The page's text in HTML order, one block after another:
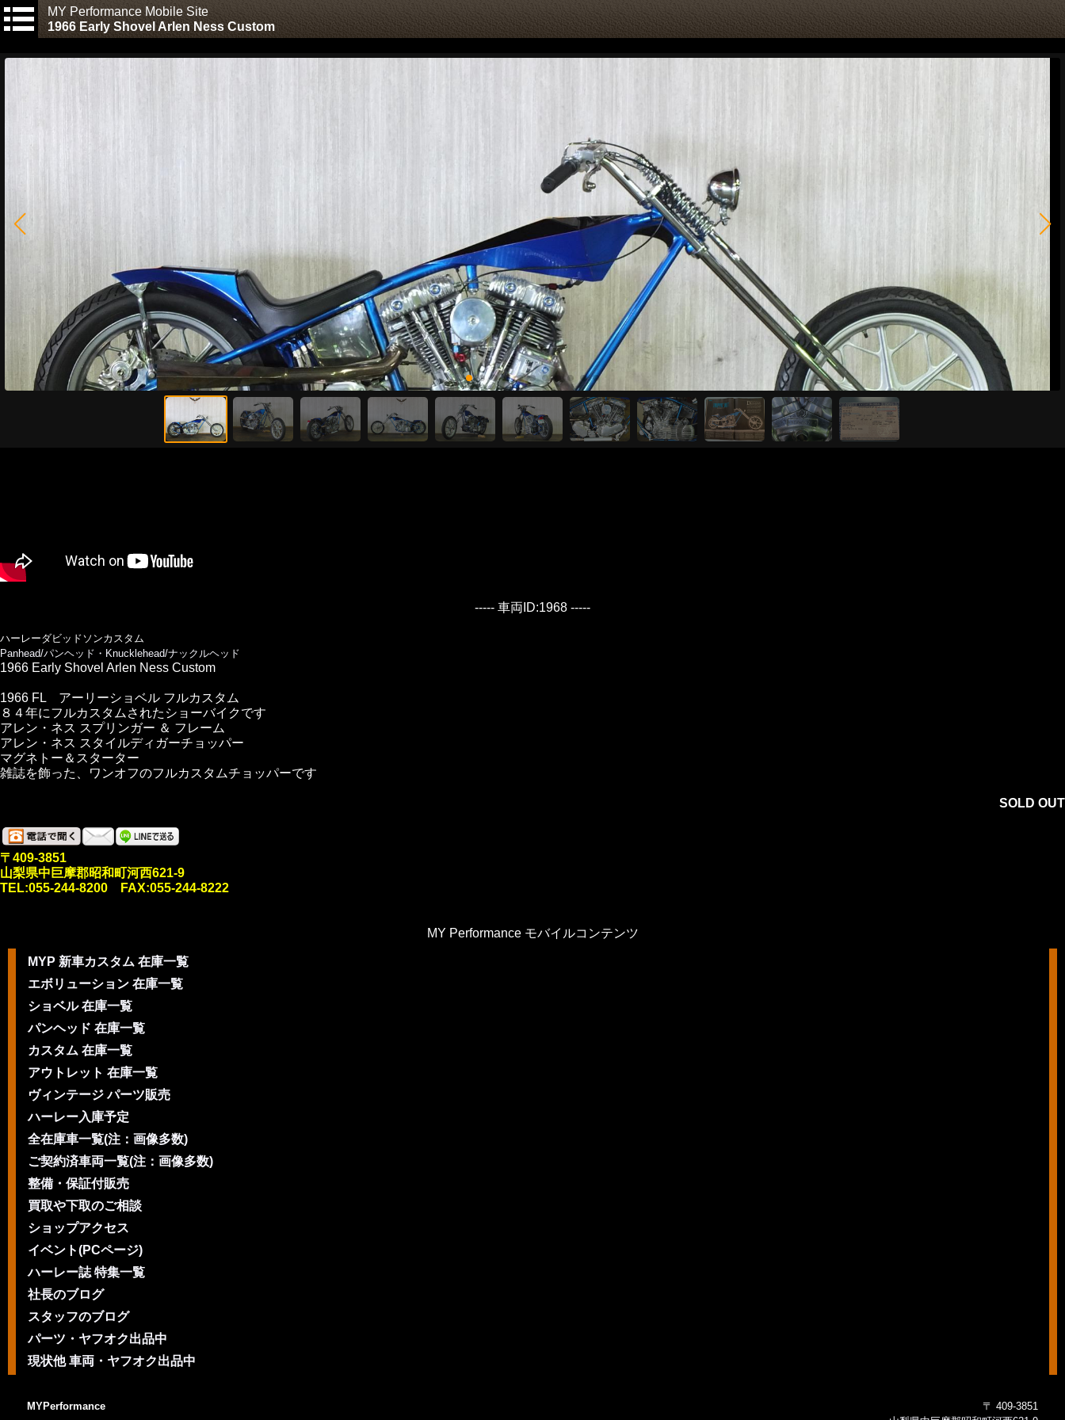
MY Performance Mobile Site
1966 Early Shovel Arlen Ness Custom
----- 車両ID:1968 -----
ハーレーダビッドソンカスタム
Panhead/パンヘッド・Knucklehead/ナックルヘッド
1966 Early Shovel Arlen Ness Custom
1966 FL アーリーショベル フルカスタム
８４年にフルカスタムされたショーバイクです
アレン・ネス スプリンガー ＆ フレーム
アレン・ネス スタイルディガーチョッパー
マグネトー＆スターター
雑誌を飾った、ワンオフのフルカスタムチョッパーです
SOLD OUT
〒409-3851
山梨県中巨摩郡昭和町河西621-9
TEL:055-244-8200 FAX:055-244-8222
MY Performance モバイルコンテンツ
MYP 新車カスタム 在庫一覧
エボリューション 在庫一覧
ショベル 在庫一覧
パンヘッド 在庫一覧
カスタム 在庫一覧
アウトレット 在庫一覧
ヴィンテージ パーツ販売
ハーレー入庫予定
全在庫車一覧(注：画像多数)
ご契約済車両一覧(注：画像多数)
整備・保証付販売
買取や下取のご相談
ショップアクセス
イベント(PCページ)
ハーレー誌 特集一覧
社長のブログ
スタッフのブログ
パーツ・ヤフオク出品中
現状他 車両・ヤフオク出品中
MYPerformance
〒 409-3851